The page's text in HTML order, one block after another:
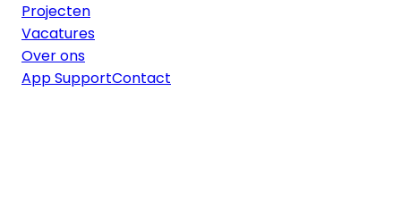
Projecten
Vacatures
Over ons
App SupportContact